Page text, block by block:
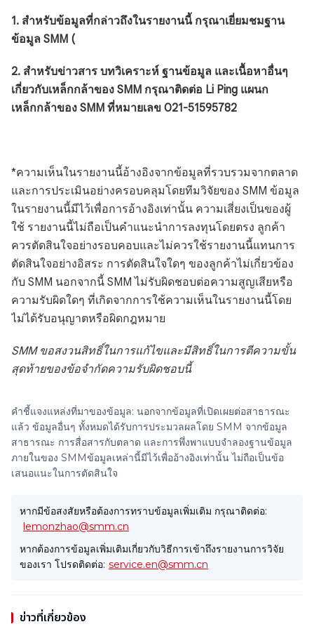
1. สำหรับข้อมูลที่กล่าวถึงในรายงานนี้ กรุณาเยี่ยมชมฐาน
ข้อมูล SMM (
2. สำหรับข่าวสาร บทวิเคราะห์ ฐานข้อมูล และเนื้อหาอื่นๆ
เกี่ยวกับเหล็กกล้าของ SMM กรุณาติดต่อ Li Ping แผนก
เหล็กกล้าของ SMM ที่หมายเลข 021-51595782
*ความเห็นในรายงานนี้อ้างอิงจากข้อมูลที่รวบรวมจากตลาด
และการประเมินอย่างครอบคลุมโดยทีมวิจัยของ SMM ข้อมูล
ในรายงานนี้มีไว้เพื่อการอ้างอิงเท่านั้น ความเสี่ยงเป็นของผู้
ใช้ รายงานนี้ไม่ถือเป็นคำแนะนำการลงทุนโดยตรง ลูกค้า
ควรตัดสินใจอย่างรอบคอบและไม่ควรใช้รายงานนี้แทนการ
ตัดสินใจอย่างอิสระ การตัดสินใจใดๆ ของลูกค้าไม่เกี่ยวข้อง
กับ SMM นอกจากนี้ SMM ไม่รับผิดชอบต่อความสูญเสียหรือ
ความรับผิดใดๆ ที่เกิดจากการใช้ความเห็นในรายงานนี้โดย
ไม่ได้รับอนุญาตหรือผิดกฎหมาย
SMM ขอสงวนสิทธิ์ในการแก้ไขและมีสิทธิ์ในการตีความขั้น
สุดท้ายของข้อจำกัดความรับผิดชอบนี้
คำชี้แจงแหล่งที่มาของข้อมูล: นอกจากข้อมูลที่เปิดเผยต่อสาธารณะ
แล้ว ข้อมูลอื่นๆ ทั้งหมดได้รับการประมวลผลโดย SMM จากข้อมูล
สาธารณะ การสื่อสารกับตลาด และการพึ่งพาแบบจำลองฐานข้อมูล
ภายในของ SMMข้อมูลเหล่านี้มีไว้เพื่ออ้างอิงเท่านั้น ไม่ถือเป็นข้อ
เสนอแนะในการตัดสินใจ
หากมีข้อสงสัยหรือต้องการทราบข้อมูลเพิ่มเติม กรุณาติดต่อ:
lemonzhao@smm.cn
หากต้องการข้อมูลเพิ่มเติมเกี่ยวกับวิธีการเข้าถึงรายงานการวิจัย
ของเรา โปรดติดต่อ: service.en@smm.cn
ข่าวที่เกี่ยวข้อง